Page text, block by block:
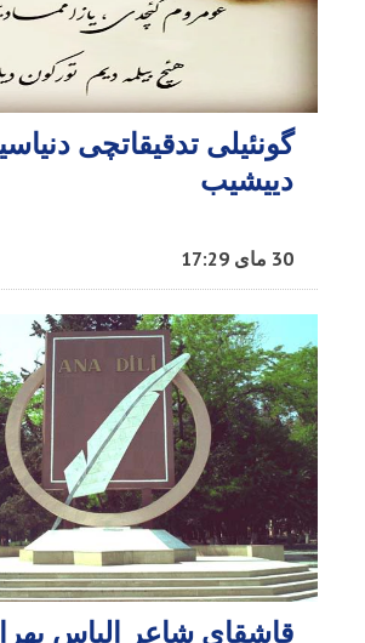
گونئیلی تدقیقاتچی
دییشیب
30 مای 17:29
قاشقای شاعر الیاس